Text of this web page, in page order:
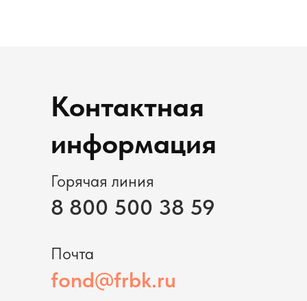
Почта
Горячая линия
fond@frbk.ru
8 800 500 38 59
Контактная
информация